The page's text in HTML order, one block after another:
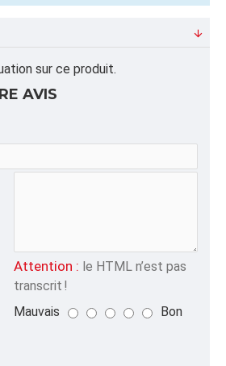
250.00
| SACS SABLE ET
sur ce produit.
AVIS
Attention : le HTML n’est pas
transcrit !
Mauvais Bon